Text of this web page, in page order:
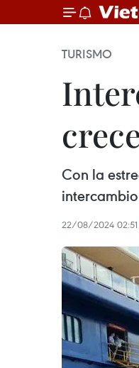
TURISMO
Con la
22/08/2024 02:51